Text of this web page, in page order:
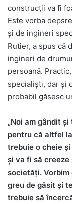
construcții va fi
Este vorba
și de ingineri
Rutier, a spus că
ingineri de
persoană.
specialiști, dar și
probabil găsesc
„Noi am gândit
pentru că altfel
trebuie o cheie
și va fi să creeze
societăți.
greu de găsit și
trebuie să